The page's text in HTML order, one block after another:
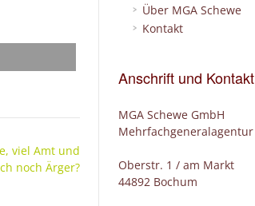
viel Amt und
noch Ärger?
Über MGA Schewe
Kontakt
Anschrift und Kontakt
MGA Schewe GmbH
Mehrfachgeneralagentur
Oberstr. 1 / am Markt
44892 Bochum